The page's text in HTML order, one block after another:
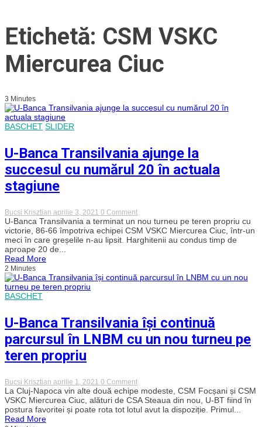
Etichetă: CSM VSKC
Miercurea Ciuc
3 Minutes
BASCHET SLIDER
U-Banca Transilvania ajunge la
succesul cu numărul 20 în actuala
stagiune
Bucsi Krisztian aprilie 3, 2021 0 Commenton
U-
Banca
Transilvania
ajunge
numărul
U-Banca Transilvania a terminat un nou turneu pe teren propriu cu
victorie, 86-66 împotriva echipei CSM VSKC Miercurea Ciuc, într-un
meci în care greșelile n-au lipsit. Harghitenii au condus timp de
aproape 20 de...
Read More
2 Minutes
BASCHET
U-Banca Transilvania își continuă
parcursul în LNBM cu un nou turneu pe
teren propriu
Bucsi Krisztian aprilie 1, 2021 0 Commenton
U-
Banca
Transilvania
își
La Cluj-Napoca vin alte două echipe modeste, CSM Focșani și CSM
VSKC Miercurea Ciuc, alături de CSA Steaua din nou, U-BT fiind în
postura favoritei și poate rota tot lotul avut la dispoziție. Primul...
Read More